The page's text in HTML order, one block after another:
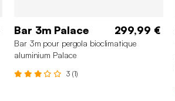
Bar 3m Palace 299,99 €
Bar 3m pour pergola bioclimatique
aluminium Palace
3 (1)